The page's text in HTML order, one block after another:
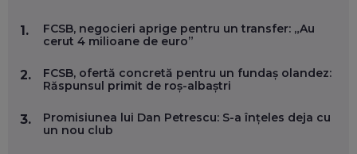
FOLOSEȘTI TEHNOLOGIA CA SĂ FII MAI BUN LA JOB. ȘI CUM
SE VA SCHIMBA MUNCA, ÎN URMĂTORII ANI
FOLOSEȘTI TEHNOLOGIA CA SĂ ÎȚI DESCHIZI DRUMUL
CĂTRE ARTĂ, LA NIVEL GLOBAL
1.
FCSB, negocieri aprige pentru un transfer: „Au
cerut 4 milioane de euro”
2.
FCSB, ofertă concretă pentru un fundaș olandez:
Răspunsul primit de roș-albaștri
3.
Promisiunea lui Dan Petrescu: S-a înțeles deja cu
un nou club